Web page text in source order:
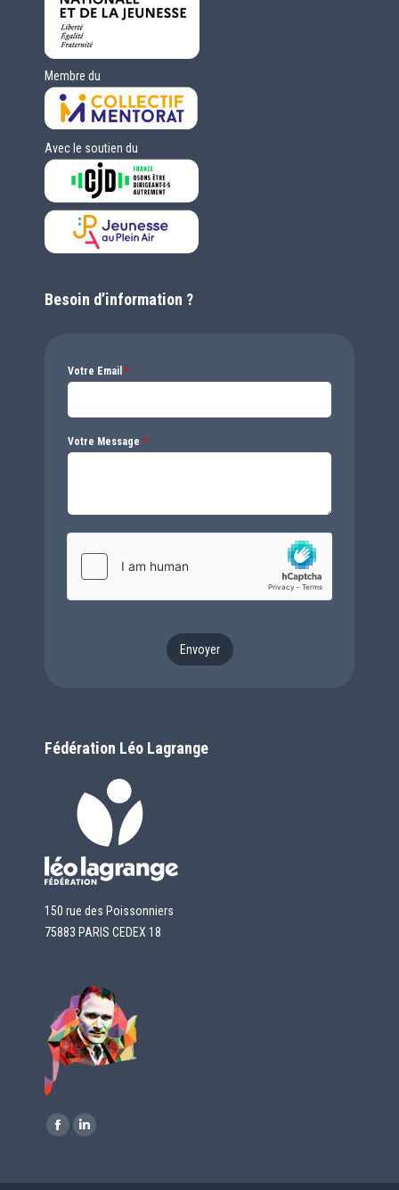
Membre du
Avec le soutien du
Besoin d’information ?
Votre Email *
Votre Message *
Envoyer
Fédération Léo Lagrange
150 rue des Poissonniers
75883 PARIS CEDEX 18
Retrouvez-nous sur :
La
Facebook
La
LinkedIn